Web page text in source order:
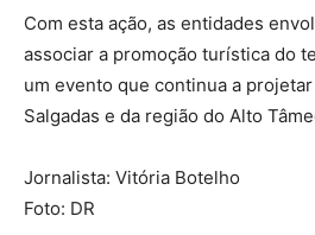
Com esta ação, as entidades
associar a promoção turística do
um evento que continua a
Salgadas e da região do Alto
Jornalista: Vitória Botelho
Foto: DR